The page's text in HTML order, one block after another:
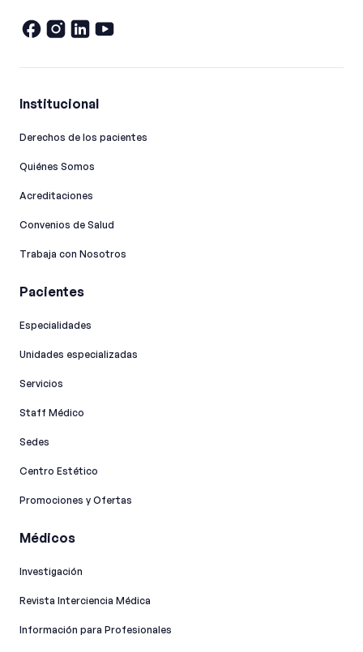
Institucional
Derechos de los pacientes
Quiénes Somos
Acreditaciones
Convenios de Salud
Trabaja con Nosotros
Pacientes
Especialidades
Unidades especializadas
Servicios
Staff Médico
Sedes
Centro Estético
Promociones y Ofertas
Médicos
Investigación
Revista Interciencia Médica
Información para Profesionales